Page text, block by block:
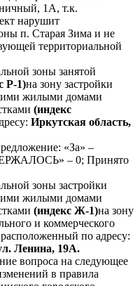
1А, т.к.
нарушит
п. Старая Зима и не
территориальной
зоны занятой
Р-1)на зону застройки
жилыми домами
(индекс
Иркутская область,
«За» –
– 0; Принято
зоны застройки
жилыми домами
(индекс Ж-1)на зону
и коммерческого
расположенный по адресу:
Ленина, 19А.
вопроса на следующее
в правила